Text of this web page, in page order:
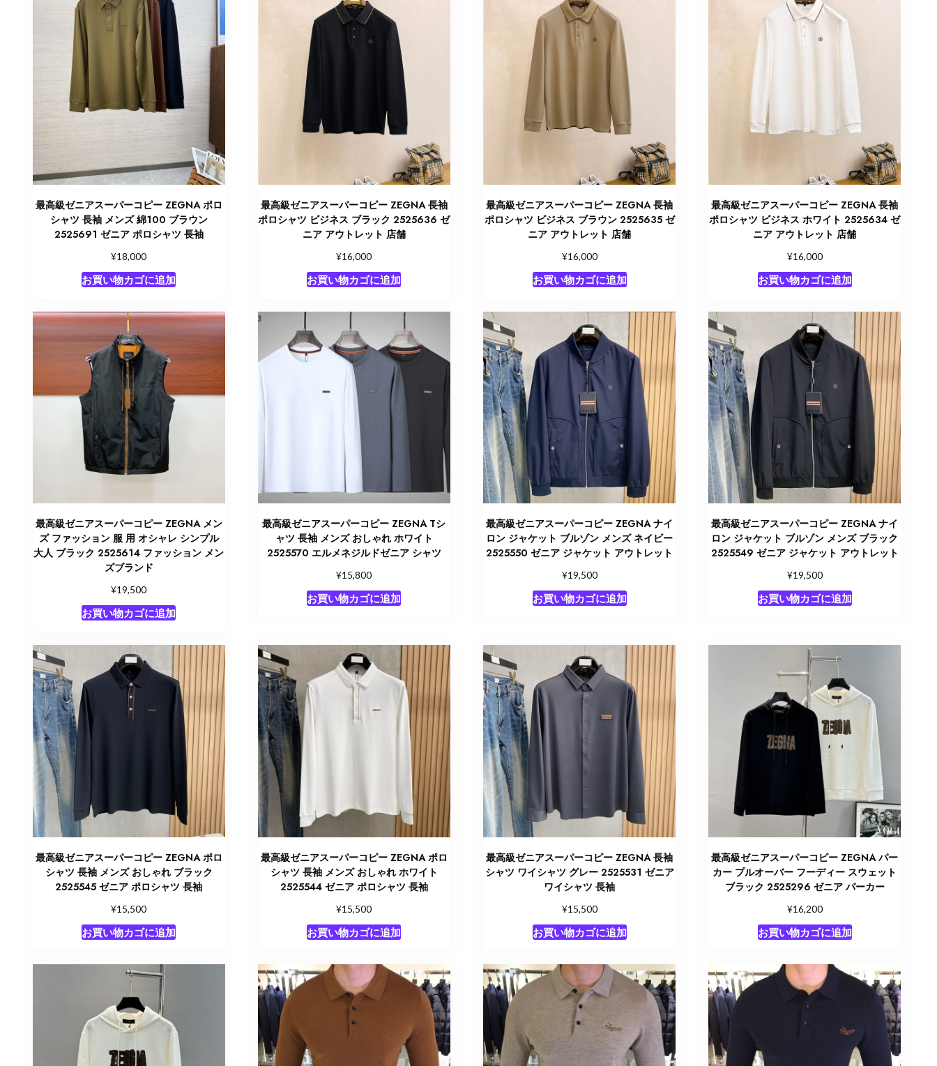
最高級ゼニアスーパーコピー ZEGNA ポロ
シャツ 長袖 メンズ 綿100 ブラウン
2525691 ゼニア ポロシャツ 長袖
¥18,000
お買い物カゴに追加
最高級ゼニアスーパーコピー ZEGNA 長袖
ポロシャツ ビジネス ブラック 2525636 ゼ
ニア アウトレット 店舗
¥16,000
お買い物カゴに追加
最高級ゼニアスーパーコピー ZEGNA 長袖
ポロシャツ ビジネス ブラウン 2525635 ゼ
ニア アウトレット 店舗
¥16,000
お買い物カゴに追加
最高級ゼニアスーパーコピー ZEGNA 長袖
ポロシャツ ビジネス ホワイト 2525634 ゼ
ニア アウトレット 店舗
¥16,000
お買い物カゴに追加
最高級ゼニアスーパーコピー ZEGNA メン
ズ ファッション 服 用 オシャレ シンプル
大人 ブラック 2525614 ファッション メン
ズブランド
¥19,500
お買い物カゴに追加
最高級ゼニアスーパーコピー ZEGNA Tシ
ャツ 長袖 メンズ おしゃれ ホワイト
2525570 エルメネジルドゼニア シャツ
¥15,800
お買い物カゴに追加
最高級ゼニアスーパーコピー ZEGNA ナイ
ロン ジャケット ブルゾン メンズ ネイビー
2525550 ゼニア ジャケット アウトレット
¥19,500
お買い物カゴに追加
最高級ゼニアスーパーコピー ZEGNA ナイ
ロン ジャケット ブルゾン メンズ ブラック
2525549 ゼニア ジャケット アウトレット
¥19,500
お買い物カゴに追加
最高級ゼニアスーパーコピー ZEGNA ポロ
シャツ 長袖 メンズ おしゃれ ブラック
2525545 ゼニア ポロシャツ 長袖
¥15,500
お買い物カゴに追加
最高級ゼニアスーパーコピー ZEGNA ポロ
シャツ 長袖 メンズ おしゃれ ホワイト
2525544 ゼニア ポロシャツ 長袖
¥15,500
お買い物カゴに追加
最高級ゼニアスーパーコピー ZEGNA 長袖
シャツ ワイシャツ グレー 2525531 ゼニア
ワイシャツ 長袖
¥15,500
お買い物カゴに追加
最高級ゼニアスーパーコピー ZEGNA パー
カー プルオーバー フーディー スウェット
ブラック 2525296 ゼニア パーカー
¥16,200
お買い物カゴに追加